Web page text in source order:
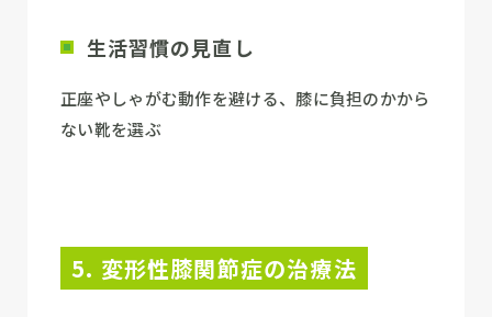
生活習慣の見直し
正座やしゃがむ動作を避ける、膝に負担のかから
ない靴を選ぶ
5. 変形性膝関節症の治療法